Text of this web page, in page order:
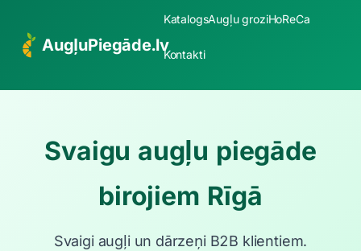
AugļuPiegāde.lv
KatalogsAugļu groziHoReCa
Kontakti
Svaigu augļu piegāde
birojiem Rīgā
Svaigi augļi un dārzeņi B2B klientiem.